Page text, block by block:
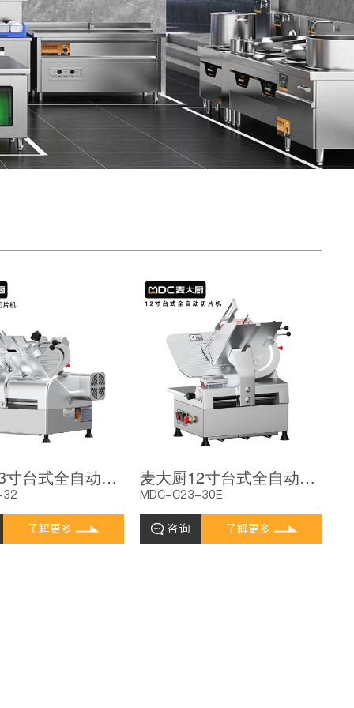
麦大厨13寸台式全自动切片机商用切牛肉羊肉片专用
了解更多
麦大厨12寸台式全自动切片机商用切牛肉羊肉片专用
MDC-C23-30E
咨询 了解更多